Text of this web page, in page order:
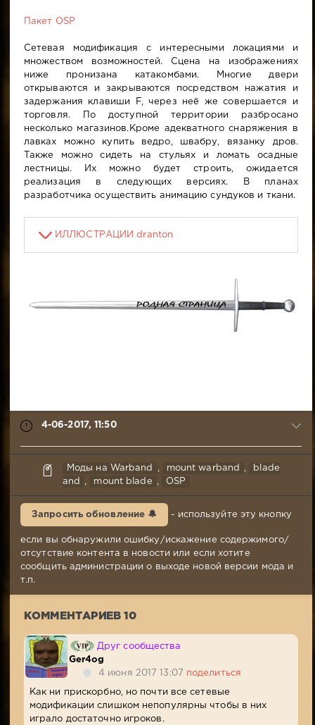
Пакет OSP
Сетевая модификация с интересными локациями и
множеством возможностей. Сцена на изображениях
ниже пронизана катакомбами. Многие двери
открываются и закрываются посредством нажатия и
задержания клавиши F, через неё же совершается и
торговля. По доступной территории разбросано
несколько магазинов.Кроме адекватного снаряжения в
лавках можно купить ведро, швабру, вязанку дров.
Также можно сидеть на стульях и ломать осадные
лестницы. Их можно будет строить, ожидается
реализация в следующих версиях. В планах
разработчика осуществить анимацию сундуков и ткани.
ИЛЛЮСТРАЦИИ dranton
4-06-2017, 11:50
syabr
06-
Комментариев:
10
Просмотров:
Моды на Warband mount warband
blade
and
mount blade OSP
Запросить обновление 🔔 - используйте эту кнопку
если вы обнаружили ошибку/искажение содержимого/
отсутствие контента в новости или если хотите
сообщить администрации о выходе новой версии мода и
т.п.
КОММЕНТАРИЕВ 10
Друг сообщества
Ger4og
4 июня 2017 13:07
поделиться
Как ни прискорбно, но почти все сетевые
модификации слишком непопулярны чтобы в них
играло достаточно игроков.